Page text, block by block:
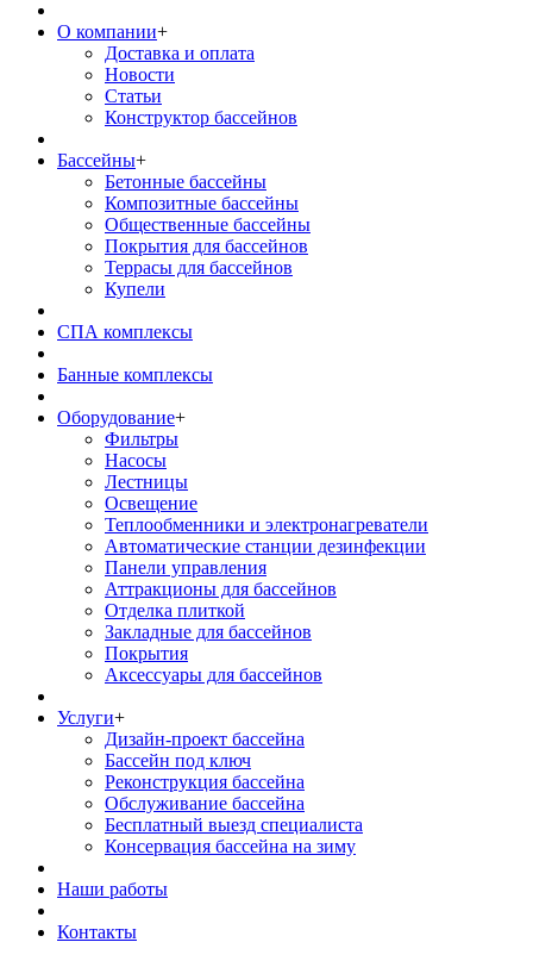
О компании+
Доставка и оплата
Новости
Статьи
Конструктор бассейнов
Бассейны+
Бетонные бассейны
Композитные бассейны
Общественные бассейны
Покрытия для бассейнов
Террасы для бассейнов
Купели
СПА комплексы
Банные комплексы
Оборудование+
Фильтры
Насосы
Лестницы
Освещение
Теплообменники и электронагреватели
Автоматические станции дезинфекции
Панели управления
Аттракционы для бассейнов
Отделка плиткой
Закладные для бассейнов
Покрытия
Аксессуары для бассейнов
Услуги+
Дизайн-проект бассейна
Бассейн под ключ
Реконструкция бассейна
Обслуживание бассейна
Бесплатный выезд специалиста
Консервация бассейна на зиму
Наши работы
Контакты